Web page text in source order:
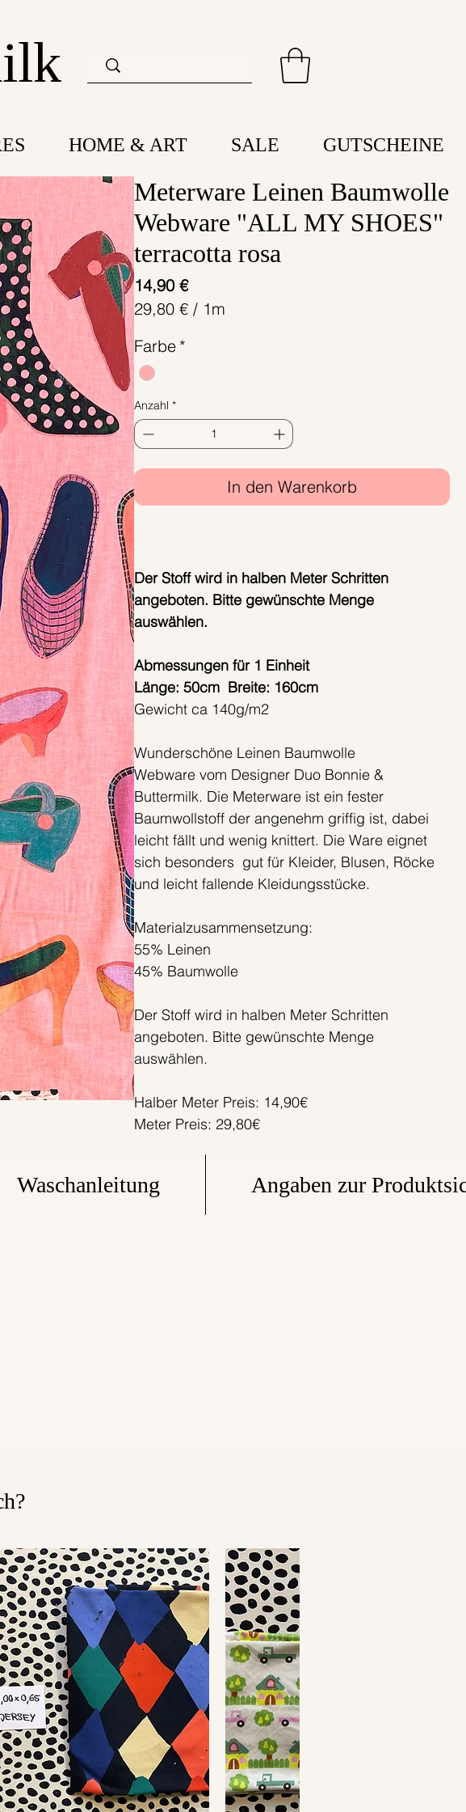
HOME & ART SALE GUTSCHEINE
Meterware Leinen Baumwolle
Webware "ALL MY SHOES"
terracotta rosa
14,90 €Preis
29,80 € / 1m
pro
1
Farbe *
Anzahl *
In den Warenkorb
Der Stoff wird in halben Meter Schritten
angeboten. Bitte gewünschte Menge
auswählen.
Abmessungen für 1 Einheit
Länge: 50cm Breite: 160cm
Gewicht ca 140g/m2
Wunderschöne Leinen Baumwolle
Webware vom Designer Duo Bonnie &
Buttermilk. Die Meterware ist ein fester
Baumwollstoff der angenehm griffig ist, dabei
leicht fällt und wenig knittert. Die Ware eignet
sich besonders gut für Kleider, Blusen, Röcke
und leicht fallende Kleidungsstücke.
Materialzusammensetzung:
55% Leinen
45% Baumwolle
Der Stoff wird in halben Meter Schritten
angeboten. Bitte gewünschte Menge
auswählen.
Halber Meter Preis: 14,90€
Meter Preis: 29,80€
Waschanleitung Angaben zur